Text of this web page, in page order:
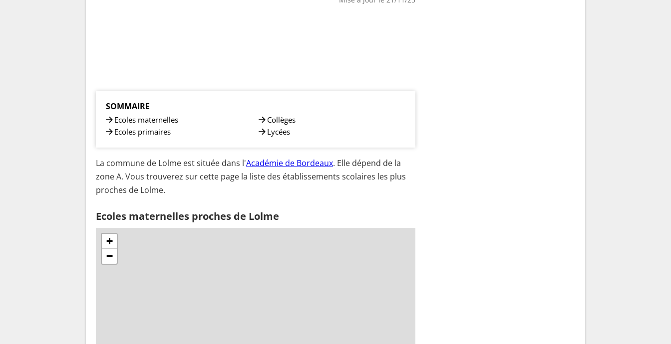
SOMMAIRE
Ecoles maternelles
Ecoles primaires
Collèges
Lycées
La commune de Lolme est située dans l'Académie de Bordeaux. Elle dépend de la
zone A. Vous trouverez sur cette page la liste des établissements scolaires les plus
proches de Lolme.
Ecoles maternelles proches de Lolme
+
−